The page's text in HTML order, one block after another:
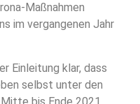
Maßnahmen
im vergangenen Jahr
Einleitung klar, dass
selbst unter den
bis Ende 2021